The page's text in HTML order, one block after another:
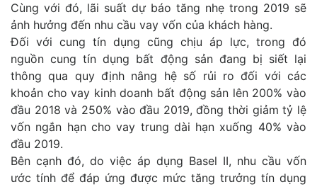
Cùng với đó, lãi suất dự báo tăng nhẹ trong 2019 sẽ
ảnh hưởng đến nhu cầu vay vốn của khách hàng.
Đối với cung tín dụng cũng chịu áp lực, trong đó
nguồn cung tín dụng bất động sản đang bị siết lại
thông qua quy định nâng hệ số rủi ro đối với các
khoản cho vay kinh doanh bất động sản lên 200% vào
đầu 2018 và 250% vào đầu 2019, đồng thời giảm tỷ lệ
vốn ngắn hạn cho vay trung dài hạn xuống 40% vào
đầu 2019.
Bên cạnh đó, do việc áp dụng Basel II, nhu cầu vốn
ước tính để đáp ứng được mức tăng trưởng tín dụng